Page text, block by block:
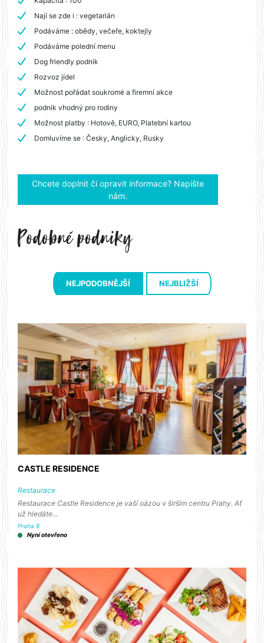
Nají se zde i : vegetarián
Podáváme : obědy, večeře, koktejly
Podáváme polední menu
Dog friendly podnik
Rozvoz jídel
Možnost pořádat soukromé a firemní akce
podnik vhodný pro rodiny
Možnost platby : Hotově, EURO, Platební kartou
Domluvíme se : Česky, Anglicky, Rusky
Chcete doplnit či opravit informace? Napište
nám.
NEJPODOBNĚJŠÍ NEJBLIŽŠÍ
CASTLE RESIDENCE
Restaurace
Restaurace Castle Residence je vaší oázou v širším centru Prahy. Ať
už hledáte…
Praha 8
Nyní otevřeno